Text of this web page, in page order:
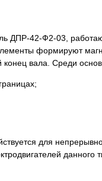
ДПР-42-Ф2-03,
формируют
вала. Среди
для